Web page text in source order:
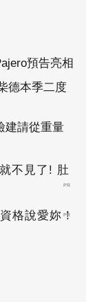
預告亮相
德本季二度
建請從重量
不見了! 肚
PR
格說愛妳！
PR